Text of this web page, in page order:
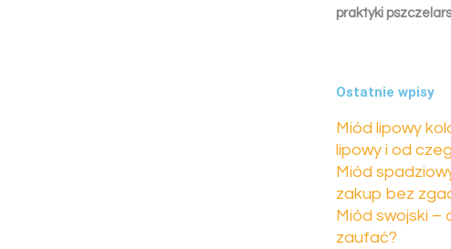
praktyki
Ostatnie wpisy
Miód lipowy
lipowy i od
Miód
zakup bez
Miód swojski –
zaufać?